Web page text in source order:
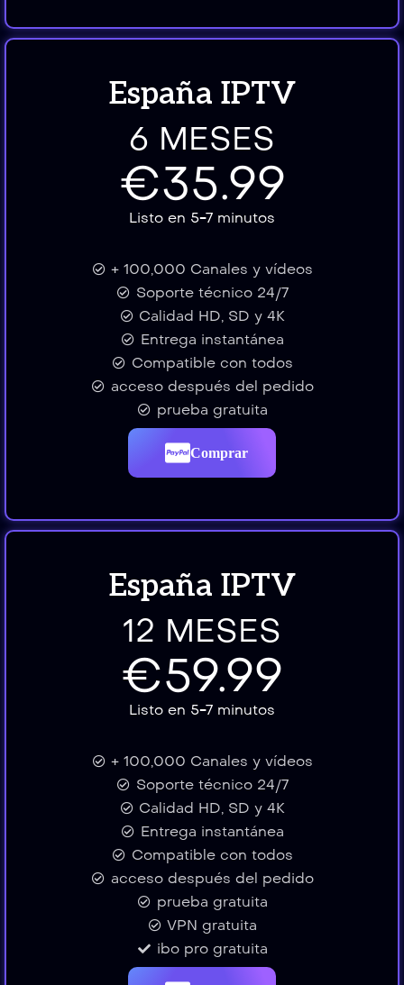
España IPTV
6 MESES
€35.99
Listo en 5-7 minutos
+ 100,000 Canales y vídeos
Soporte técnico 24/7
Calidad HD, SD y 4K
Entrega instantánea
Compatible con todos
acceso después del pedido
prueba gratuita
Comprar
España IPTV
12 MESES
€59.99
Listo en 5-7 minutos
+ 100,000 Canales y vídeos
Soporte técnico 24/7
Calidad HD, SD y 4K
Entrega instantánea
Compatible con todos
acceso después del pedido
prueba gratuita
VPN gratuita
ibo pro gratuita